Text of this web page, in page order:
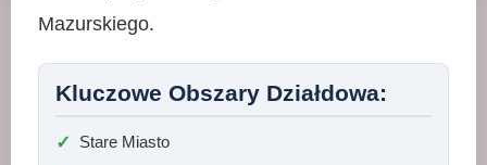
Mazurskiego.
Kluczowe Obszary Działdowa:
Stare Miasto